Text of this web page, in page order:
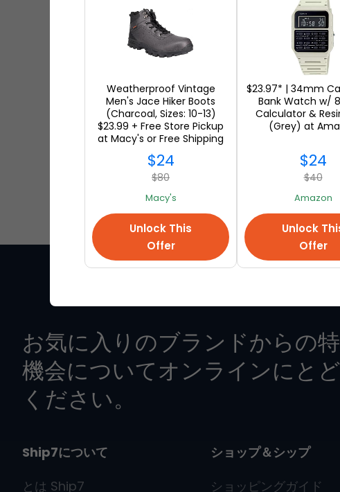
その他の動画レビューや
お気に入りのブランドからの
機会についてオンラインにと
ください。
Ship7について
とは Ship7
ショップ＆シップ
ショッピングガイド
Weatherproof Vintage
Men's Jace Hiker Boots
(Charcoal, Sizes: 10-13)
$23.99 + Free Store Pickup
at Macy's or Free Shipping
on $25+
$24
$80
Macy's
Unlock This
Offer
$23.97* | 34mm
Bank Watch w/
Calculator &
(Grey) at
$24
$40
Amazon
Unlock
Offer